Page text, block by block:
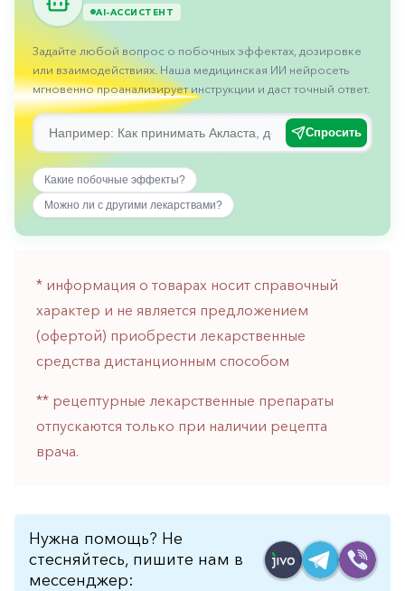
Противорвотные
Противоэпилептические
Прочее
Пульмонология
Сердечные
Сосудистые
Ухо-
горло-
нос
Хирургия
Щитовидная
железа
AI-АССИСТЕНТ
Задайте любой вопрос о побочных эффектах, дозировке
или взаимодействиях. Наша медицинская ИИ нейросеть
мгновенно проанализирует инструкции и даст точный ответ.
Спросить
Какие побочные эффекты?
Можно ли с другими лекарствами?
* информация о товарах носит справочный
характер и не является предложением
(офертой) приобрести лекарственные
средства дистанционным способом
** рецептурные лекарственные препараты
отпускаются только при наличии рецепта
врача.
Нужна помощь? Не
стесняйтесь, пишите нам в
мессенджер: